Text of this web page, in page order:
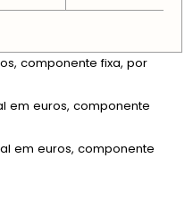
componente fixa, por
em euros, componente
em euros, componente